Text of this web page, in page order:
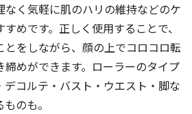
く気軽に肌のハリの維持などのケ
めです。正しく使用することで、
とをしながら、顔の上でコロコロ転
めができます。ローラーのタイプ
デコルテ・バスト・ウエスト・脚な
のも。